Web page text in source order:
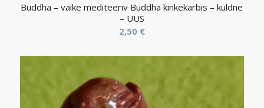
Buddha – väike mediteeriv Buddha kinkekarbis – kuldne
– UUS
2,50 €